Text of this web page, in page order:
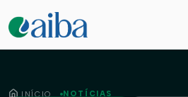
INÍCIO
NOTÍCIAS